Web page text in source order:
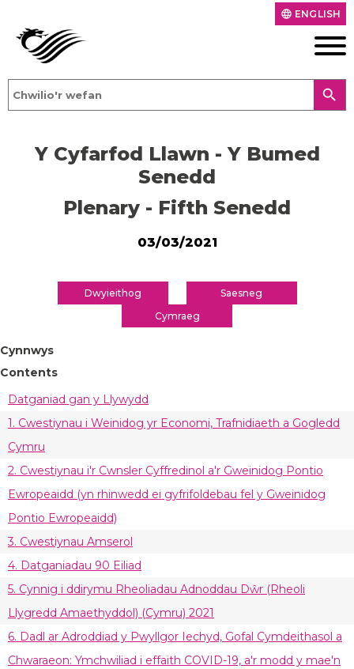
language ENGLISH
search
Y Cyfarfod Llawn - Y Bumed
Senedd
Plenary - Fifth Senedd
03/03/2021
Dwyieithog
Saesneg
Cymraeg
Cynnwys
Contents
Datganiad gan y Llywydd
1. Cwestiynau i Weinidog yr Economi, Trafnidiaeth a Gogledd
Cymru
2. Cwestiynau i'r Cwnsler Cyffredinol a'r Gweinidog Pontio
Ewropeaidd (yn rhinwedd ei gyfrifoldebau fel y Gweinidog
Pontio Ewropeaidd)
3. Cwestiynau Amserol
4. Datganiadau 90 Eiliad
5. Cynnig i ddirymu Rheoliadau Adnoddau Dŵr (Rheoli
Llygredd Amaethyddol) (Cymru) 2021
6. Dadl ar Adroddiad y Pwyllgor Iechyd, Gofal Cymdeithasol a
Chwaraeon: Ymchwiliad i effaith COVID-19, a'r modd y mae'n